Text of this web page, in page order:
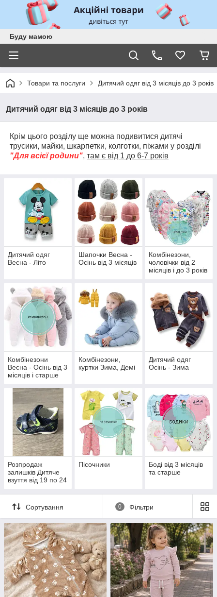
Буду мамою
Товари та послуги Дитячий одяг від 3 місяців до 3 років
Дитячий одяг від 3 місяців до 3 років
Крім цього розділу ще можна подивитися дитячі
трусики, майки, шкарпетки, колготки, піжами у розділі
"Для всієї родини", там є від 1 до 6-7 років
Дитячий одяг
Весна - Літо
Шапочки Весна -
Осінь від 3 місяців
Комбінезони,
чоловічки від 2
місяців і до 3 років
Комбінезони
Весна - Осінь від 3
місяців і старше
Комбінезони,
куртки Зима, Демі
Дитячий одяг
Осінь - Зима
Розпродаж
залишків Дитяче
взуття від 19 по 24
Пісочники
Боді від 3 місяців
та старше
Сортування 0 Фільтри